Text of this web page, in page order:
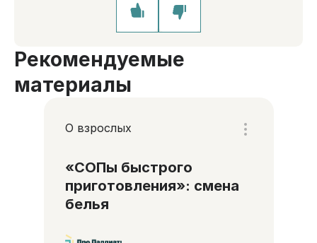
Рекомендуемые
материалы
О взрослых
«СОПы быстрого
приготовления»: смена
белья